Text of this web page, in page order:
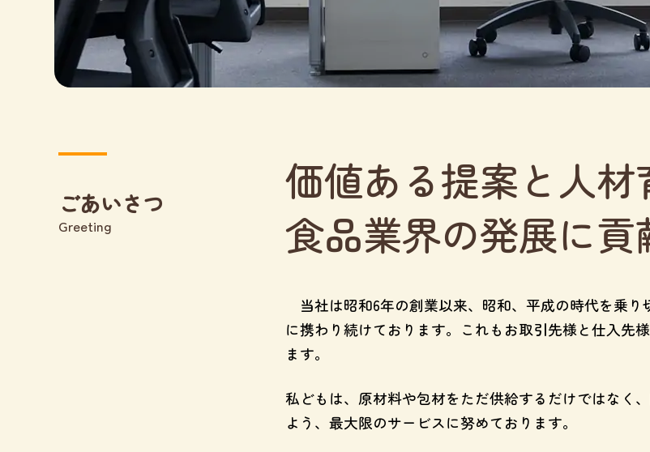
ごあいさつ
Greeting
価値ある提案と人材
食品業界の発展に貢
当社は昭和6年の創業以来、昭和、平成の時代を乗
に携わり続けております。これもお取引先様と仕入先
ます。
私どもは、原材料や包材をただ供給するだけではなく
よう、最大限のサービスに努めております。